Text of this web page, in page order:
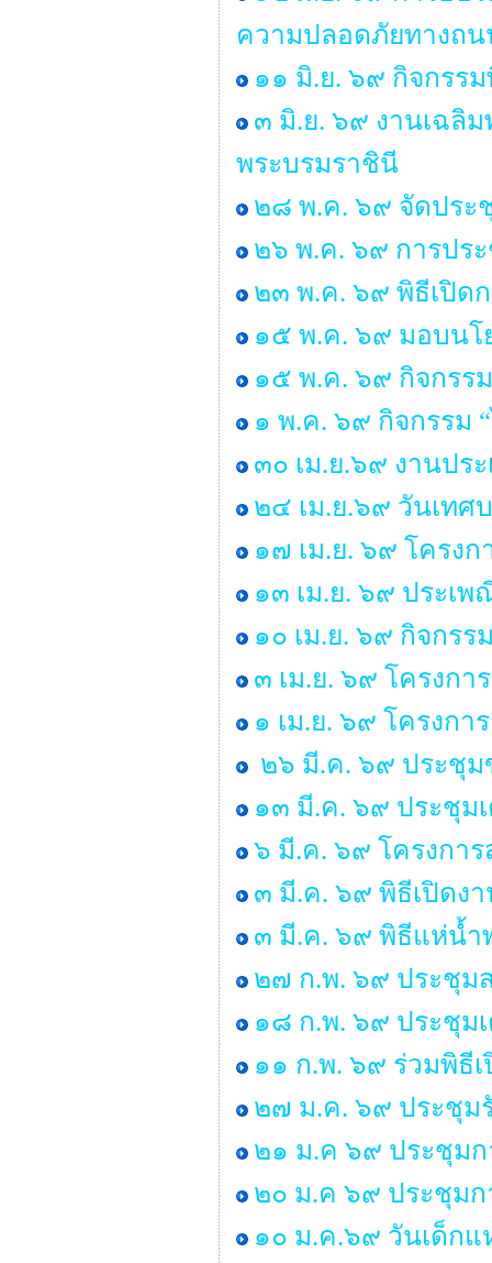
ความปลอดภัยทางถ
๑๑ มิ.ย. ๖๙ กิจกรร
๓ มิ.ย. ๖๙ งานเฉลิม
พระบรมราชินี
๒๘ พ.ค. ๖๙ จัดประ
๒๖ พ.ค. ๖๙ การปร
๒๓ พ.ค. ๖๙ พิธีเปิด
๑๕ พ.ค. ๖๙ มอบนโ
๑๕ พ.ค. ๖๙ กิจกรร
๑ พ.ค. ๖๙ กิจกรรม
๓๐ เม.ย.๖๙ งานปร
๒๔ เม.ย.๖๙ วันเท
๑๗ เม.ย. ๖๙ โครง
๑๓ เม.ย. ๖๙ ประเ
๑๐ เม.ย. ๖๙ กิจกร
๓ เม.ย. ๖๙ โครงก
๑ เม.ย. ๖๙ โครงก
๒๖ มี.ค. ๖๙ ประชุม
๑๓ มี.ค. ๖๙ ประชุม
๖ มี.ค. ๖๙ โครงกา
๓ มี.ค. ๖๙ พิธีเปิดง
๓ มี.ค. ๖๙ พิธีแห่น้ำ
๒๗ ก.พ. ๖๙ ประชุม
๑๘ ก.พ. ๖๙ ประชุม
๑๑ ก.พ. ๖๙ ร่วมพิธี
๒๗ ม.ค. ๖๙ ประชุม
๒๑ ม.ค ๖๙ ประชุมก
๒๐ ม.ค ๖๙ ประชุม
๑๐ ม.ค.๖๙ วันเด็กแ